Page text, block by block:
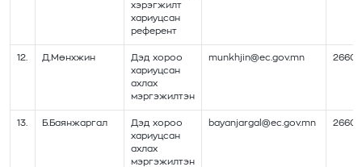
хэрэгжилт
хариуцсан
референт
12. Д.Мөнхжин
Дэд хороо
хариуцсан
ахлах
мэргэжилтэн
munkhjin@ec.gov.mn
13. Б.Баянжаргал
Дэд хороо
хариуцсан
ахлах
мэргэжилтэн
bayanjargal@ec.gov.mn